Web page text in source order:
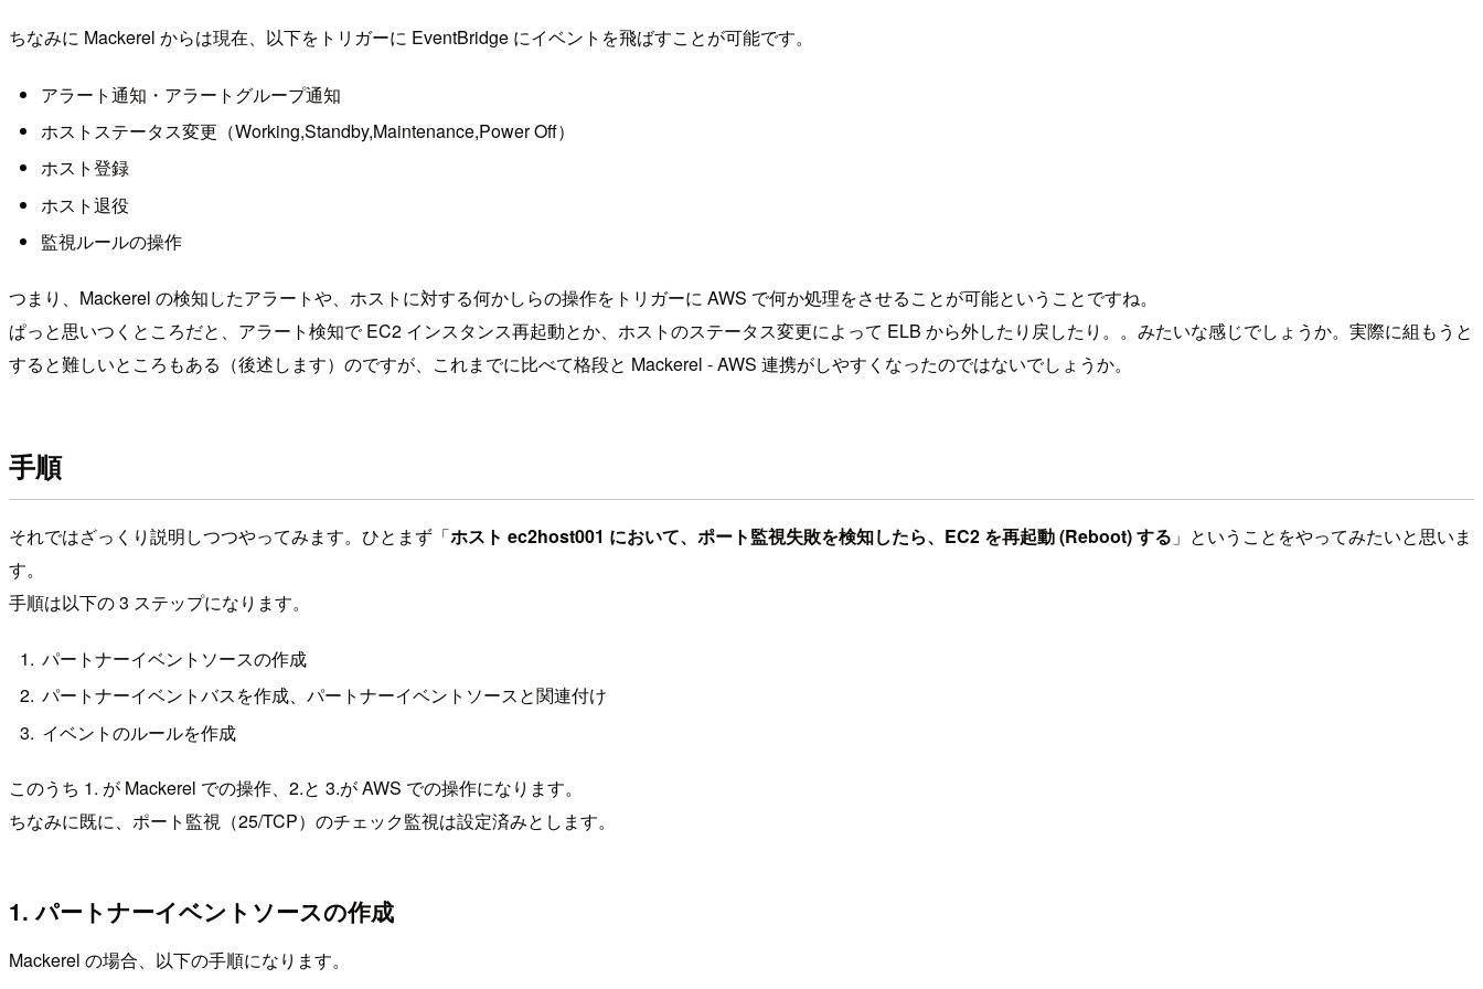
ちなみに Mackerel からは現在、以下をトリガーに EventBridge にイベントを飛ばすことが可能です。
アラート通知・アラートグループ通知
ホストステータス変更（Working,Standby,Maintenance,Power Off）
ホスト登録
ホスト退役
監視ルールの操作
つまり、Mackerel の検知したアラートや、ホストに対する何かしらの操作をトリガーに AWS で何か処理をさせることが可能ということですね。
ぱっと思いつくところだと、アラート検知で EC2 インスタンス再起動とか、ホストのステータス変更によって ELB から外したり戻したり。。みたいな感じでしょうか。実際に組もうと
すると難しいところもある（後述します）のですが、これまでに比べて格段と Mackerel - AWS 連携がしやすくなったのではないでしょうか。
手順
それではざっくり説明しつつやってみます。ひとまず「ホスト ec2host001 において、ポート監視失敗を検知したら、EC2 を再起動 (Reboot) する 」ということをやってみたいと思いま
す。
手順は以下の 3 ステップになります。
パートナーイベントソースの作成
パートナーイベントバスを作成、パートナーイベントソースと関連付け
イベントのルールを作成
このうち 1. が Mackerel での操作、2.と 3.が AWS での操作になります。
ちなみに既に、ポート監視（25/TCP）のチェック監視は設定済みとします。
1. パートナーイベントソースの作成
Mackerel の場合、以下の手順になります。